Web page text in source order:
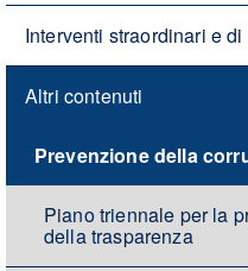
Interventi straordinari e
Altri contenuti
Prevenzione della
Piano triennale per la
della trasparenza